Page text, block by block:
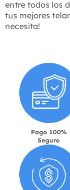
entre todos los
tus mejores
necesita!
Pago 100%
Seguro